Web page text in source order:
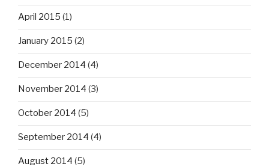
April 2015 (1)
January 2015 (2)
December 2014 (4)
November 2014 (3)
October 2014 (5)
September 2014 (4)
August 2014 (5)